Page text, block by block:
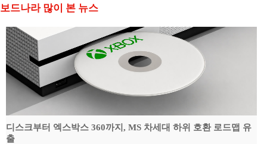
보드나라 많이 본 뉴스
디스크부터 엑스박스 360까지, MS 차세대 하위 호환 로드맵 유
출